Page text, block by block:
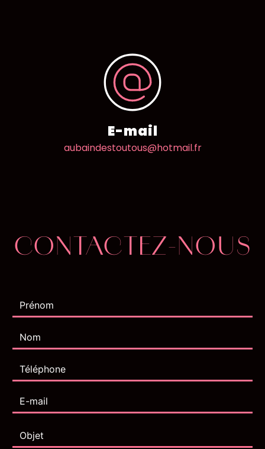
E-mail
aubaindestoutous@hotmail.fr
CONTACTEZ-NOUS